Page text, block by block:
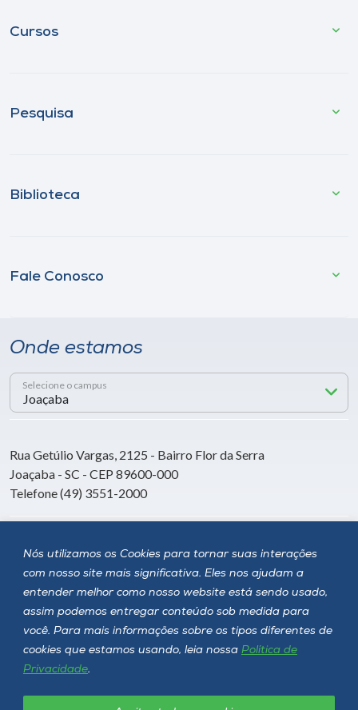
Nós utilizamos os Cookies para tornar suas interações
com nosso site mais significativa. Eles nos ajudam a
entender melhor como nosso website está sendo usado,
assim podemos entregar conteúdo sob medida para
você. Para mais informações sobre os tipos diferentes de
cookies que estamos usando, leia nossa Política de
Privacidade.
Cursos
Pesquisa
Biblioteca
Fale Conosco
Onde estamos
Selecione o campus
Rua Getúlio Vargas, 2125 - Bairro Flor da Serra
Joaçaba - SC - CEP 89600-000
Telefone (49) 3551-2000
Siga a Unoesc